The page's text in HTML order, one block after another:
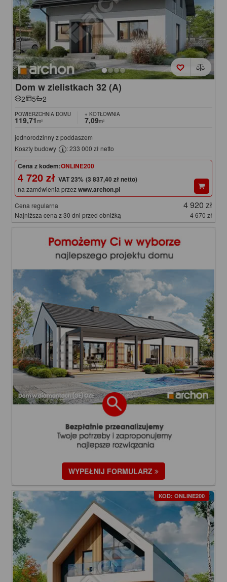
Dom w zielistkach 32 (A)
2 5 2
POWIERZCHNIA DOMU
119,71m²
+ KOTŁOWNIA
7,09m²
jednorodzinny z poddaszem
Koszty budowy
: 233 000 zł netto
Cena z kodem:ONLINE200
4 720 zł (3 837,40 zł netto)
na zamówienia przezwww.archon.pl
Cena regularna 4 920 zł
Najniższa cena z 30 dni przed obniżką 4 670 zł
WYPEŁNIJ FORMULARZ
KOD: ONLINE200